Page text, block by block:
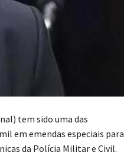
tem sido uma das
em emendas especiais para
da Polícia Militar e Civil.